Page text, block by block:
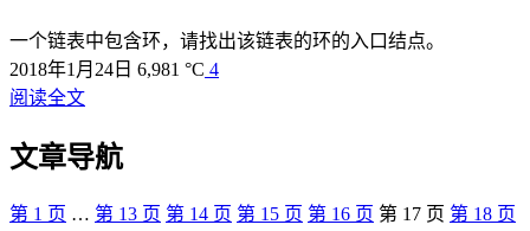
一个链表中包含环，请找出该链表的环的入口结点。
2018年1月24日 6,981 °C 4
阅读全文
文章导航
第 1 页 … 第 13 页 第 14 页 第 15 页 第 16 页 第 17 页 第 18 页